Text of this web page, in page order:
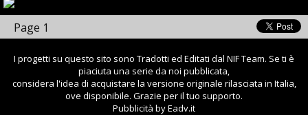
Page 1
I progetti su questo sito sono Tradotti ed Editati dal NIF Team. Se ti è
piaciuta una serie da noi pubblicata,
considera l'idea di acquistare la versione originale rilasciata in Italia,
ove disponibile. Grazie per il tuo supporto.
Pubblicità by Eadv.it